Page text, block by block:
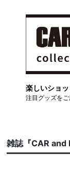
楽しいショ
注目グッズを
雑誌『CAR and